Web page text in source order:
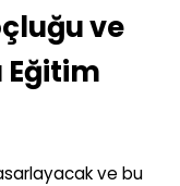
ve
Eğitim
ve bu